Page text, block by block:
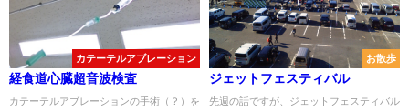
カテーテルアブレーション
経食道心臓超音波検査
カテーテルアブレーションの手術（？）を
お散歩
ジェットフェスティバル
先週の話ですが、ジェットフェスティバル